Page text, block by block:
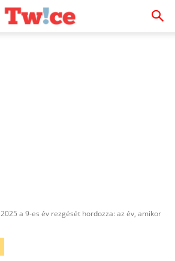
2025 a 9-es év rezgését hordozza: az év, amikor